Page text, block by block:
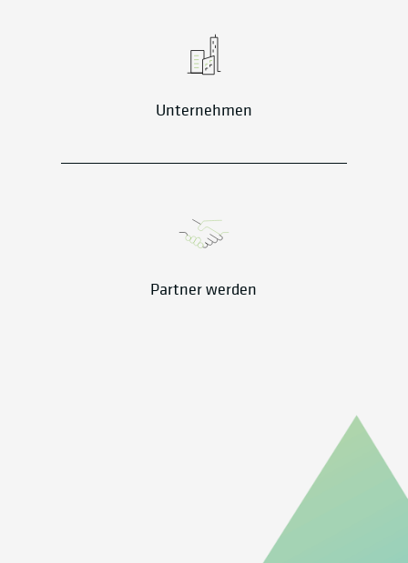
Unternehmen
Partner werden